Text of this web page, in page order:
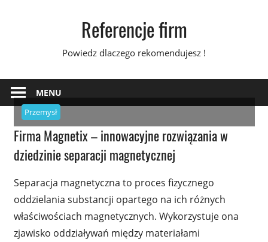
Referencje firm
Powiedz dlaczego rekomendujesz !
MENU
Przemysł
Firma Magnetix – innowacyjne rozwiązania w
dziedzinie separacji magnetycznej
Separacja magnetyczna to proces fizycznego
oddzielania substancji opartego na ich różnych
właściwościach magnetycznych. Wykorzystuje ona
zjawisko oddziaływań między materiałami